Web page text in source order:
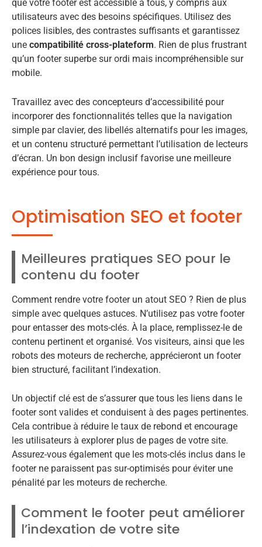
que votre footer est accessible à tous, y compris aux
utilisateurs avec des besoins spécifiques. Utilisez des
polices lisibles, des contrastes suffisants et garantissez
une compatibilité cross-plateform. Rien de plus frustrant
qu’un footer superbe sur ordi mais incompréhensible sur
mobile.
Travaillez avec des concepteurs d’accessibilité pour
incorporer des fonctionnalités telles que la navigation
simple par clavier, des libellés alternatifs pour les images,
et un contenu structuré permettant l’utilisation de lecteurs
d’écran. Un bon design inclusif favorise une meilleure
expérience pour tous.
Optimisation SEO et footer
Meilleures pratiques SEO pour le
contenu du footer
Comment rendre votre footer un atout SEO ? Rien de plus
simple avec quelques astuces. N’utilisez pas votre footer
pour entasser des mots-clés. À la place, remplissez-le de
contenu pertinent et organisé. Vos visiteurs, ainsi que les
robots des moteurs de recherche, apprécieront un footer
bien structuré, facilitant l’indexation.
Un objectif clé est de s’assurer que tous les liens dans le
footer sont valides et conduisent à des pages pertinentes.
Cela contribue à réduire le taux de rebond et encourage
les utilisateurs à explorer plus de pages de votre site.
Assurez-vous également que les mots-clés inclus dans le
footer ne paraissent pas sur-optimisés pour éviter une
pénalité par les moteurs de recherche.
Comment le footer peut améliorer
l’indexation de votre site